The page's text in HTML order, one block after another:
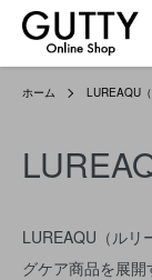
ホーム LUREAQU（
LUREAQU（ルリ
グケア商品を展開